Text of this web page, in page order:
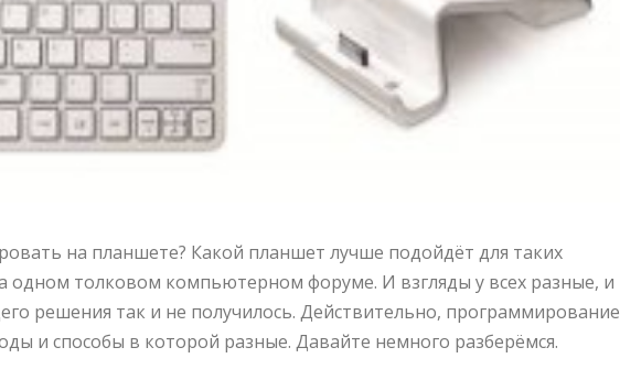
на планшете? Какой планшет лучше подойдёт для таких
одном толковом компьютерном форуме. И взгляды у всех разные, и
решения так и не получилось. Действительно, программирование
и способы в которой разные. Давайте немного разберёмся.